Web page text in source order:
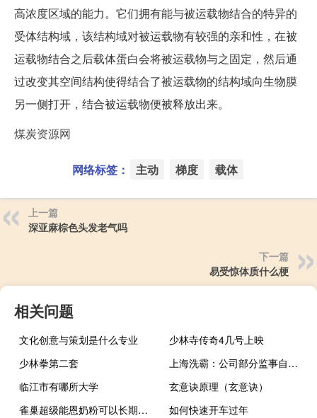
高浓度区域的能力。它们拥有能与被运载物结合的特异的
受体结构域，该结构域对被运载物有较强的亲和性，在被
运载物结合之后载体蛋白会将被运载物与之固定，然后通
过改变其空间结构使得结合了被运载物的结构域向生物膜
另一侧打开，结合被运载物便被释放出来。
煤炭资源网
网络标签： 主动 梯度 载体
上一篇
深亚麻棕色头发老气吗
下一篇
易受惊体质什么梗
相关问题
文化创意与策划是什么专业
少林寺传奇4几号上映
少林拳第二套
上海洗霸：公司部分监事自愿增持公司15000-30000股
临江市有哪所大学
玄意诀原理（玄意诀）
雀巢超级能恩奶粉可以长期吃吗雀巢超级能恩 雀巢能恩奶粉好吗
如何快速开车过年